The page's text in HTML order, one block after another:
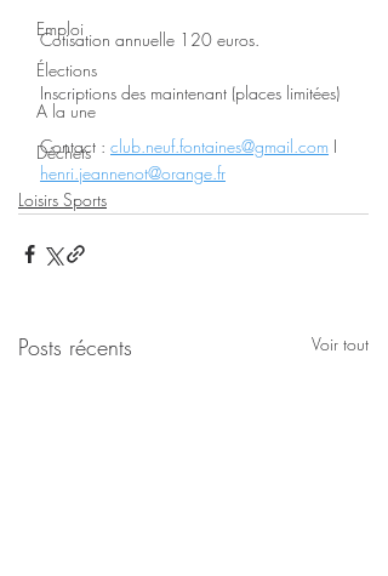
Emploi
Élections
A la une
Déchets
Cotisation annuelle 120 euros.
Inscriptions des maintenant (places limitées)
Contact : club.neuf.fontaines@gmail.com I
henri.jeannenot@orange.fr
Loisirs Sports
Posts récents Voir tout